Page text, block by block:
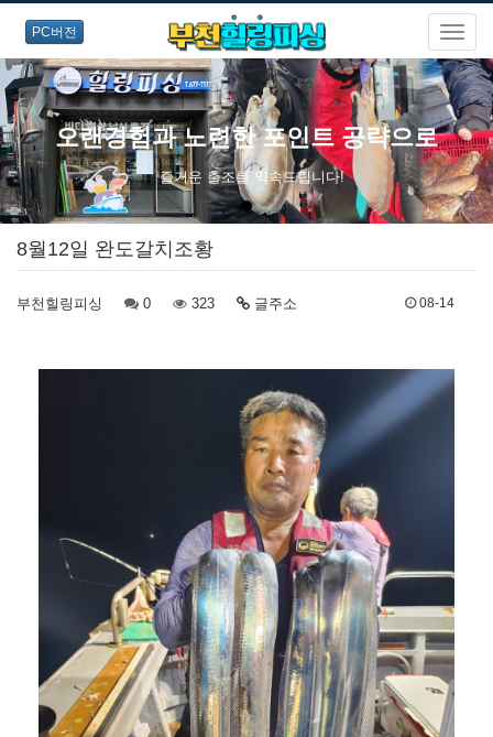
PC버전
오랜경험과 노련한 포인트 공략으로
즐거운 출조를 약속드립니다!
8월12일 완도갈치조황
부천힐링피싱 0 323 글주소 08-14